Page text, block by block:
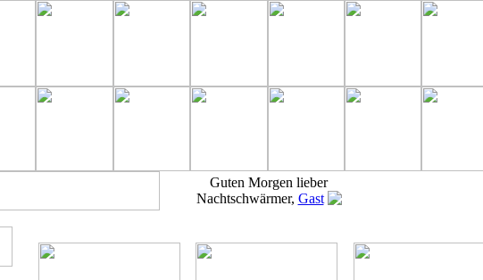
Guten Morgen lieber
Nachtschwärmer, Gast